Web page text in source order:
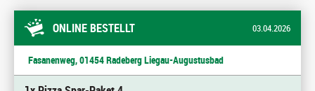
ONLINE BESTELLT 03.04.2026
Fasanenweg, 01454 Radeberg Liegau-Augustusbad